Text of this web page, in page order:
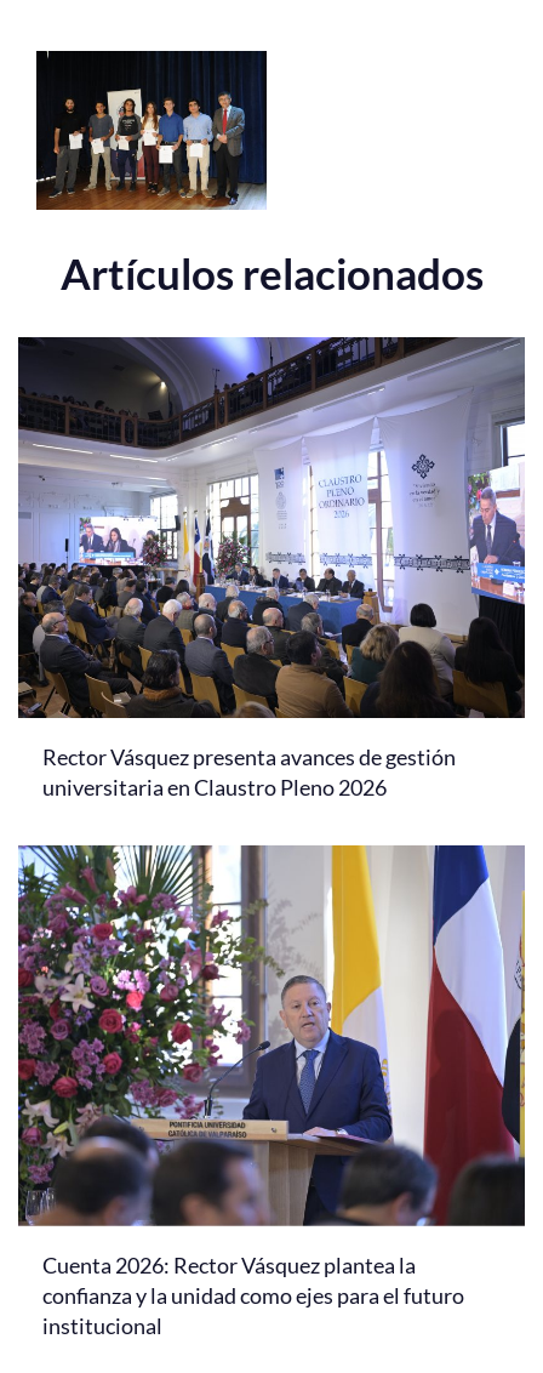
Artículos relacionados
Rector Vásquez presenta avances de gestión
universitaria en Claustro Pleno 2026
Cuenta 2026: Rector Vásquez plantea la
confianza y la unidad como ejes para el futuro
institucional